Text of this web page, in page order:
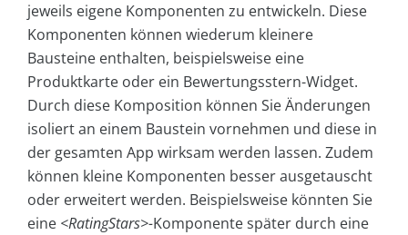
jeweils eigene Komponenten zu entwickeln. Diese
Komponenten können wiederum kleinere
Bausteine enthalten, beispielsweise eine
Produktkarte oder ein Bewertungsstern-Widget.
Durch diese Komposition können Sie Änderungen
isoliert an einem Baustein vornehmen und diese in
der gesamten App wirksam werden lassen. Zudem
können kleine Komponenten besser ausgetauscht
oder erweitert werden. Beispielsweise könnten Sie
eine <RatingStars>-Komponente später durch eine